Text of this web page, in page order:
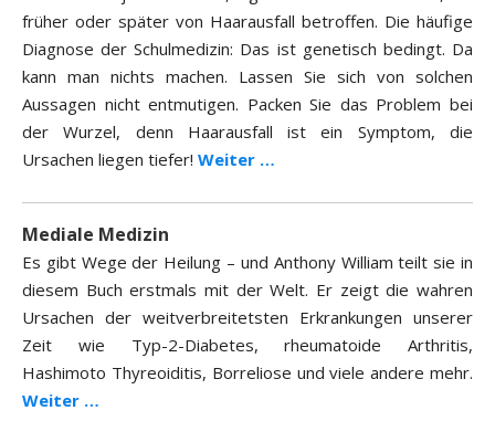
früher oder später von Haarausfall betroffen. Die häufige
Diagnose der Schulmedizin: Das ist genetisch bedingt. Da
kann man nichts machen. Lassen Sie sich von solchen
Aussagen nicht entmutigen. Packen Sie das Problem bei
der Wurzel, denn Haarausfall ist ein Symptom, die
Ursachen liegen tiefer! Weiter …
Mediale Medizin
Es gibt Wege der Heilung – und Anthony William teilt sie in
diesem Buch erstmals mit der Welt. Er zeigt die wahren
Ursachen der weitverbreitetsten Erkrankungen unserer
Zeit wie Typ-2-Diabetes, rheumatoide Arthritis,
Hashimoto Thyreoiditis, Borreliose und viele andere mehr.
Weiter …